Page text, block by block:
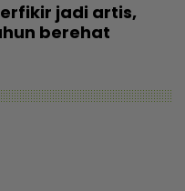
jadi artis,
berehat